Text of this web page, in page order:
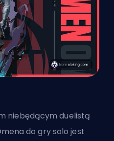
niebędącym duelistą
do gry solo jest